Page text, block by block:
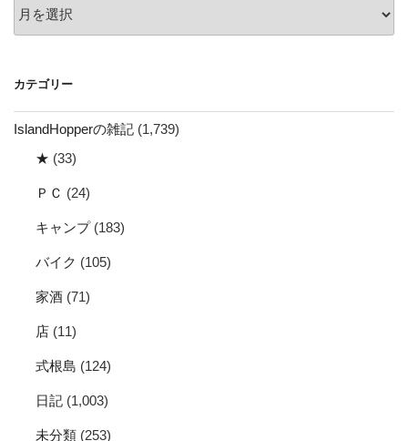
ー
ブ
カテゴリー
IslandHopperの雑記 (1,739)
★ (33)
ＰＣ (24)
キャンプ(183)
バイク (105)
家酒 (71)
店 (11)
式根島 (124)
日記 (1,003)
未分類 (253)